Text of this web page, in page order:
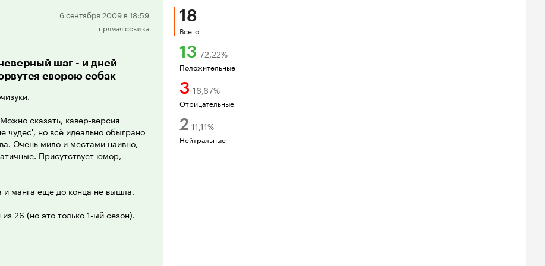
Положительная
рецензия
6 сентября 2009 в 18:59
прямая ссылка
шаг - и дней
сворою собак
сказать, кавер-версия
чудес', но всё идеально обыграно
Очень мило и местами наивно,
Присутствует юмор,
манга ещё до конца не вышла.
26 (но это только 1-ый сезон).
18
Всего
13 72,22%
Положительные
3 16,67%
Отрицательные
2 11,11%
Нейтральные